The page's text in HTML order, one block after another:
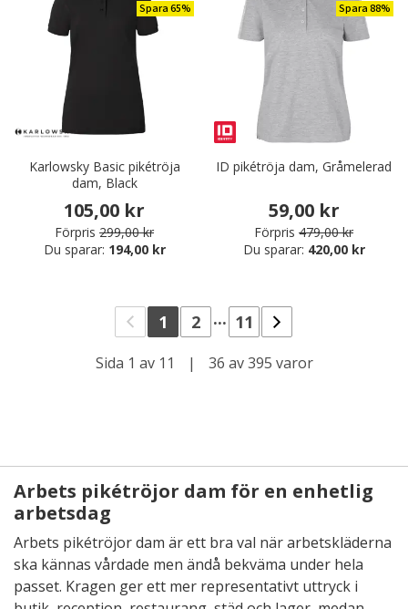
Spara 65%
Karlowsky Basic pikétröja
dam, Black
105,00 kr
Förpris 299,00 kr
Du sparar: 194,00 kr
Spara 88%
ID pikétröja dam, Gråmelerad
59,00 kr
Förpris 479,00 kr
Du sparar: 420,00 kr
1 2 ... 11
Sida 1 av 11 | 36 av 395 varor
Arbets pikétröjor dam för en enhetlig
arbetsdag
Arbets pikétröjor dam är ett bra val när arbetskläderna
ska kännas vårdade men ändå bekväma under hela
passet. Kragen ger ett mer representativt uttryck i